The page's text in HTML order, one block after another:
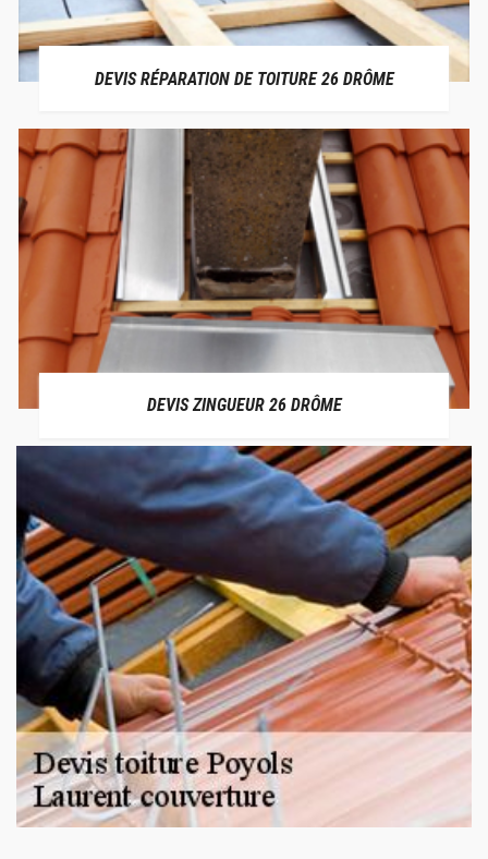
DEVIS RÉPARATION DE TOITURE 26 DRÔME
DEVIS ZINGUEUR 26 DRÔME